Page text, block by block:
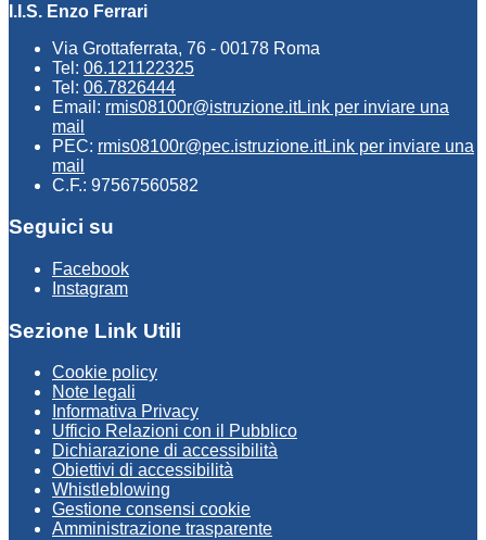
I.I.S. Enzo Ferrari
Via Grottaferrata, 76 - 00178 Roma
Tel: 06.121122325
Tel: 06.7826444
Email: rmis08100r@istruzione.itLink per inviare una
mail
PEC: rmis08100r@pec.istruzione.itLink per inviare una
mail
C.F.: 97567560582
Seguici su
Facebook
Instagram
Sezione Link Utili
Cookie policy
Note legali
Informativa Privacy
Ufficio Relazioni con il Pubblico
Dichiarazione di accessibilità
Obiettivi di accessibilità
Whistleblowing
Gestione consensi cookie
Amministrazione trasparente